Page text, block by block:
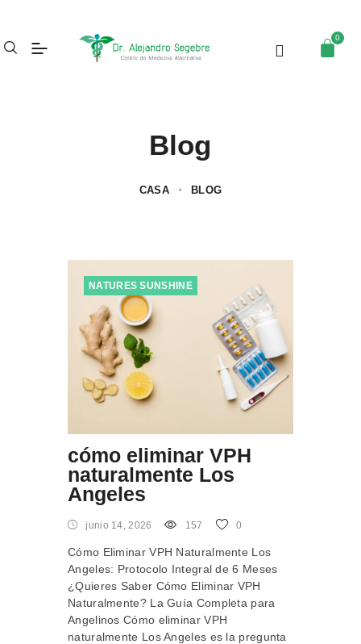
Blog
CASA BLOG
NATURES SUNSHINE
cómo eliminar VPH
naturalmente Los
Angeles
junio 14, 2026 157 0
Cómo Eliminar VPH Naturalmente Los
Angeles: Protocolo Integral de 6 Meses
¿Quieres Saber Cómo Eliminar VPH
Naturalmente? La Guía Completa para
Angelinos Cómo eliminar VPH
naturalmente Los Angeles es la pregunta